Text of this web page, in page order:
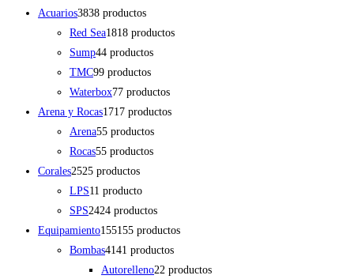
Acuarios3838 productos
Red Sea1818 productos
Sump44 productos
TMC99 productos
Waterbox77 productos
Arena y Rocas1717 productos
Arena55 productos
Rocas55 productos
Corales2525 productos
LPS11 producto
SPS2424 productos
Equipamiento155155 productos
Bombas4141 productos
Autorelleno22 productos